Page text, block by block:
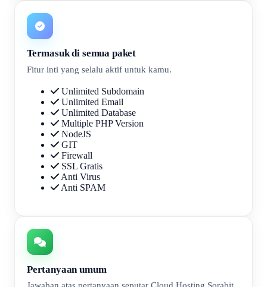
Termasuk di semua paket
Fitur inti yang selalu aktif untuk kamu.
Unlimited Subdomain
Unlimited Email
Unlimited Database
Multiple PHP Version
NodeJS
GIT
Firewall
SSL Gratis
Anti Virus
Anti SPAM
Pertanyaan umum